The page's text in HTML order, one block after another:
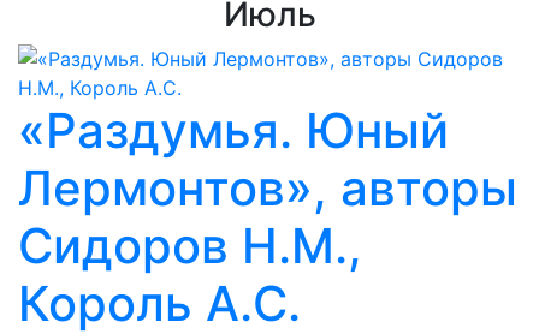
Июль
«Раздумья. Юный
Лермонтов», авторы
Сидоров Н.М.,
Король А.С.